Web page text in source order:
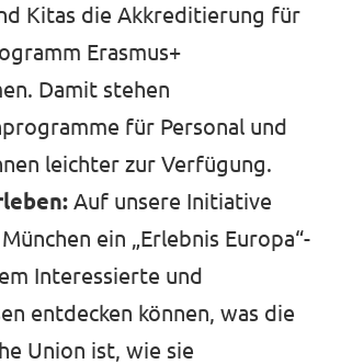
Kitas die Akkreditierung für
Erasmus+
Damit stehen
für Personal und
leichter zur Verfügung.
Auf unsere Initiative
ein „Erlebnis Europa“-
Interessierte und
entdecken können, was die
Union ist, wie sie